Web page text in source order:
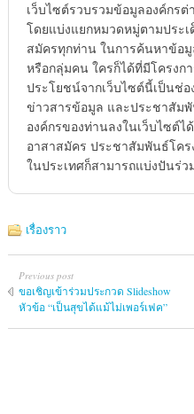
เว็บไซต์รวบรวมข้อมูลองค์กร
โดยแบ่งแยกหมวดหมู่ตามประ
สมัครทุกท่าน ในการค้นหาข้อ
หรือกลุ่มคน ใครก็ได้ที่มีโครงก
ประโยชน์จากเว็บไซต์นี้เป็นช่อ
ข่าวสารข้อมูล และประชาสัม
องค์กรของท่านลงในเว็บไซต์ไ
อาสาสมัคร ประชาสัมพันธ์โคร
ในประเทศก็สามารถแบ่งปันร่ว
เรื่องราว
Previous post
ขอเชิญเข้าร่วมประกวด Slideshow
หัวข้อ “เป็นสุขได้แม้ไม่เพอร์เฟค”